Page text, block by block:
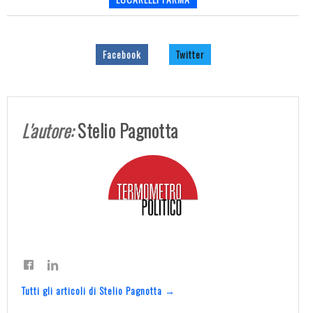
Facebook Twitter
L'autore:Stelio Pagnotta
Tutti gli articoli di Stelio Pagnotta →